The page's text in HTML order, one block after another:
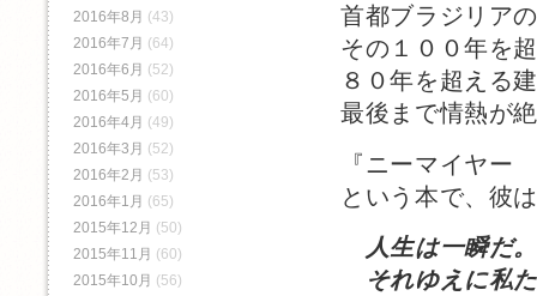
首都ブラジリア
その１００年を
８０年を超える
最後まで情熱が
『ニーマイヤ
という本で、彼
人生は一瞬だ
それゆえに私
2016年8月 (43)
2016年7月 (64)
2016年6月 (52)
2016年5月 (60)
2016年4月 (49)
2016年3月 (52)
2016年2月 (53)
2016年1月 (65)
2015年12月 (50)
2015年11月 (60)
2015年10月 (56)